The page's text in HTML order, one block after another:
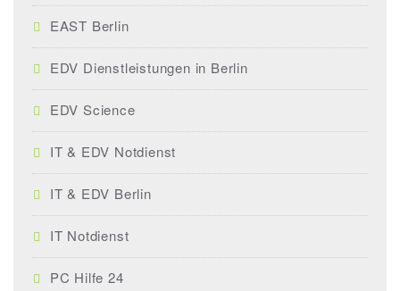
EAST Berlin
EDV Dienstleistungen in Berlin
EDV Science
IT & EDV Notdienst
IT & EDV Berlin
IT Notdienst
PC Hilfe 24